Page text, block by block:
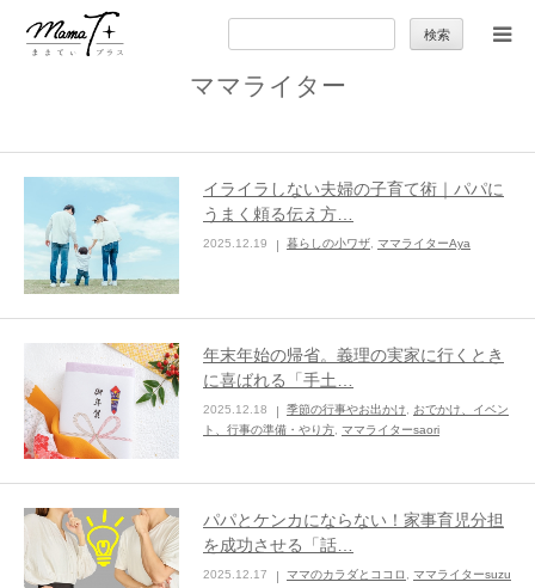
索:
ママライター
イライラしない夫婦の子育て術｜パパに
うまく頼る伝え方…
2025.12.19 暮らしの小ワザ ママライターAya
年末年始の帰省。義理の実家に行くとき
に喜ばれる「手土…
2025.12.18 季節の行事やお出かけ
おでかけ、イベン
ト、行事の準備・やり方 ママライターsaori
パパとケンカにならない！家事育児分担
を成功させる「話…
2025.12.17 ママのカラダとココロ ママライターsuzu
セカンドキャリア
子育て
季節の行事やお出かけ
特集
ままてぃ編集部